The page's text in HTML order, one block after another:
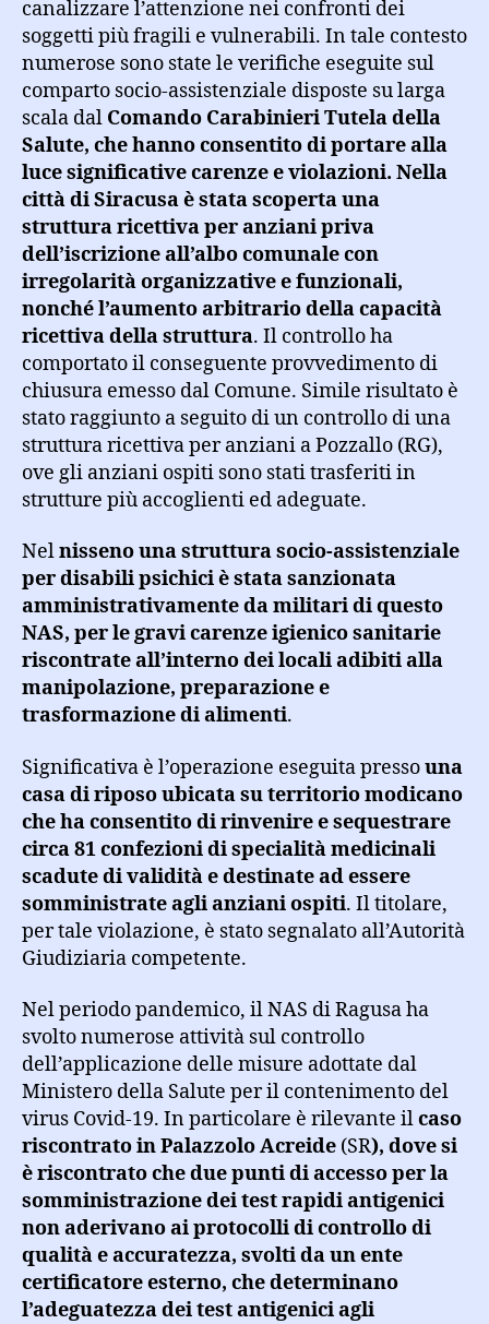
canalizzare l’attenzione nei confronti dei
soggetti più fragili e vulnerabili. In tale contesto
numerose sono state le verifiche eseguite sul
comparto socio-assistenziale disposte su larga
scala dal Comando Carabinieri Tutela della
Salute, che hanno consentito di portare alla
luce significative carenze e violazioni. Nella
città di Siracusa è stata scoperta una
struttura ricettiva per anziani priva
dell’iscrizione all’albo comunale con
irregolarità organizzative e funzionali,
nonché l’aumento arbitrario della capacità
ricettiva della struttura. Il controllo ha
comportato il conseguente provvedimento di
chiusura emesso dal Comune. Simile risultato è
stato raggiunto a seguito di un controllo di una
struttura ricettiva per anziani a Pozzallo (RG),
ove gli anziani ospiti sono stati trasferiti in
strutture più accoglienti ed adeguate.
Nelnisseno una struttura socio-assistenziale
per disabili psichici è stata sanzionata
amministrativamente da militari di questo
NAS, per le gravi carenze igienico sanitarie
riscontrate all’interno dei locali adibiti alla
manipolazione, preparazione e
trasformazione di alimenti.
Significativa è l’operazione eseguita pressouna
casa di riposo ubicata su territorio modicano
che ha consentito di rinvenire e sequestrare
circa 81 confezioni di specialità medicinali
scadute di validità e destinate ad essere
somministrate agli anziani ospiti. Il titolare,
per tale violazione, è stato segnalato all’Autorità
Giudiziaria competente.
Nel periodo pandemico, il NAS di Ragusa ha
svolto numerose attività sul controllo
dell’applicazione delle misure adottate dal
Ministero della Salute per il contenimento del
virus Covid-19. In particolare è rilevante ilcaso
riscontrato in Palazzolo Acreide (SR), dove si
è riscontrato che due punti di accesso per la
somministrazione dei test rapidi antigenici
non aderivano ai protocolli di controllo di
qualità e accuratezza, svolti da un ente
certificatore esterno, che determinano
l’adeguatezza dei test antigenici agli